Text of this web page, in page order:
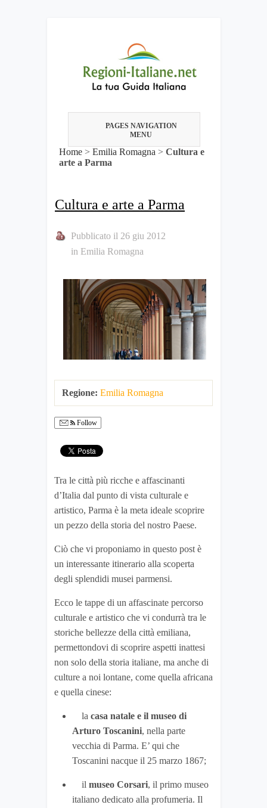
PAGES NAVIGATION
MENU
Home > Emilia Romagna > Cultura e
arte a Parma
Cultura e arte a Parma
Pubblicato il 26 giu 2012
in Emilia Romagna
Regione: Emilia Romagna
Follow
Tra le città più ricche e affascinanti
d’Italia dal punto di vista culturale e
artistico, Parma è la meta ideale scoprire
un pezzo della storia del nostro Paese.
Ciò che vi proponiamo in questo post è
un interessante itinerario alla scoperta
degli splendidi musei parmensi.
Ecco le tappe di un affascinate percorso
culturale e artistico che vi condurrà tra le
storiche bellezze della città emiliana,
permettondovi di scoprire aspetti inattesi
non solo della storia italiane, ma anche di
culture a noi lontane, come quella africana
e quella cinese:
la casa natale e il museo di
Arturo Toscanini, nella parte
vecchia di Parma. E’ qui che
Toscanini nacque il 25 marzo 1867;
il museo Corsari, il primo museo
italiano dedicato alla profumeria. Il